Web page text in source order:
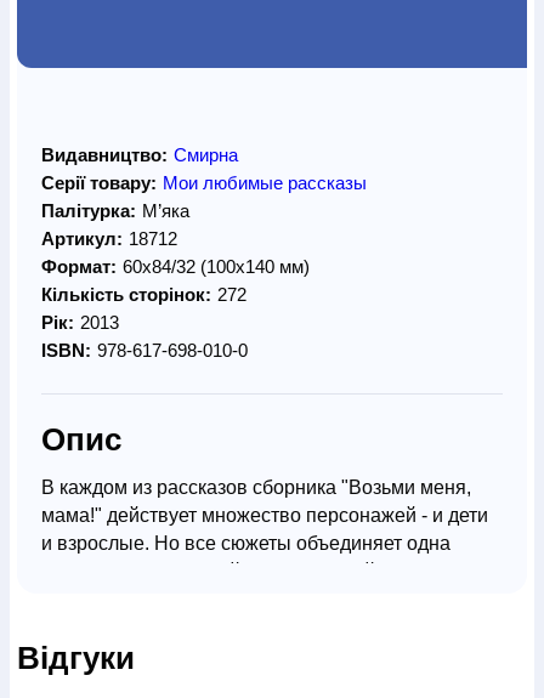
Видавництво: Смирна
Серії товару: Мои любимые рассказы
Палітурка: М’яка
Артикул: 18712
Формат: 60х84/32 (100х140 мм)
Кількість сторінок: 272
Рік: 2013
ISBN: 978-617-698-010-0
Опис
В каждом из рассказов сборника "Возьми меня,
мама!" действует множество персонажей - и дети
и взрослые. Но все сюжеты объединяет одна
формирования правильного мировоззрения.
Відгуки